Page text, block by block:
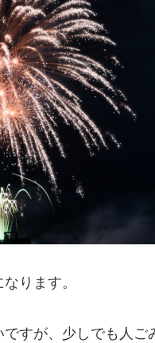
ります。
すが、少しでも人